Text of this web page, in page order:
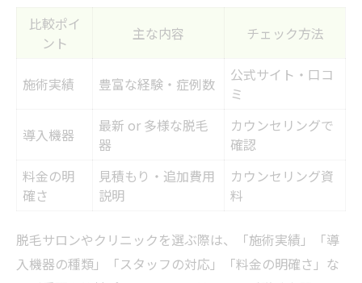
比較ポイ
ント
主な内容 チェック方法
施術実績 豊富な経験・症例数
公式サイト・口コ
ミ
導入機器
最新 or 多様な脱毛
器
カウンセリングで
確認
料金の明
確さ
見積もり・追加費用
説明
カウンセリング資
料
脱毛サロンやクリニックを選ぶ際は、「施術実績」「導
入機器の種類」「スタッフの対応」「料金の明確さ」な